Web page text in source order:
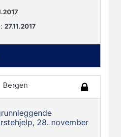
27.11.2017
Bergen
28. november